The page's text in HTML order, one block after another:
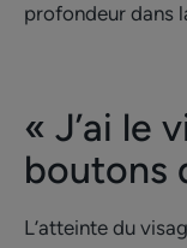
profondeur dans
« J’ai le
boutons
L’atteinte du